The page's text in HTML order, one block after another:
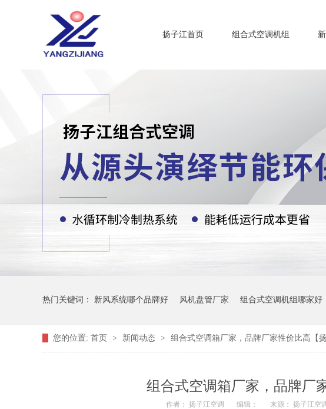
扬子江首页 组合式空调机组
热门关键词： 新风系统哪个品牌好 风机盘管厂家 组合式空调机组哪家好
您的位置: 首页 > 新闻动态 > 组合式空调箱厂家，品牌厂家性价比高【扬
组合式空调箱厂家，品牌厂
作者： 扬子江空调 编辑： 来源： 扬子江空